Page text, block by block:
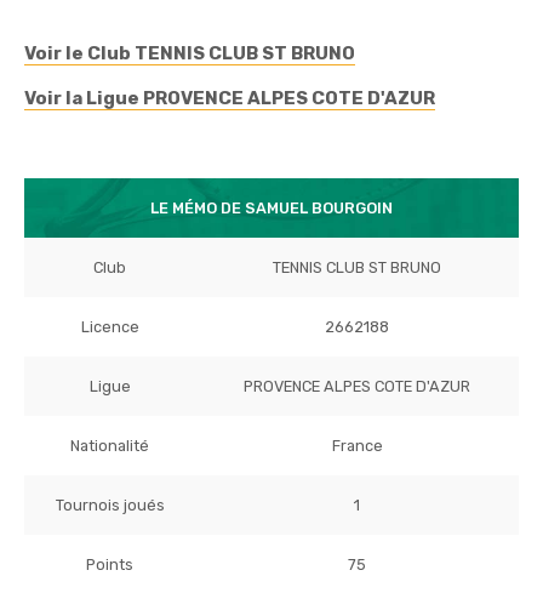
Voir le Club TENNIS CLUB ST BRUNO
Voir la Ligue PROVENCE ALPES COTE D'AZUR
LE MÉMO DE SAMUEL BOURGOIN
Club TENNIS CLUB ST BRUNO
Licence 2662188
Ligue PROVENCE ALPES COTE D'AZUR
Nationalité France
Tournois joués 1
Points 75